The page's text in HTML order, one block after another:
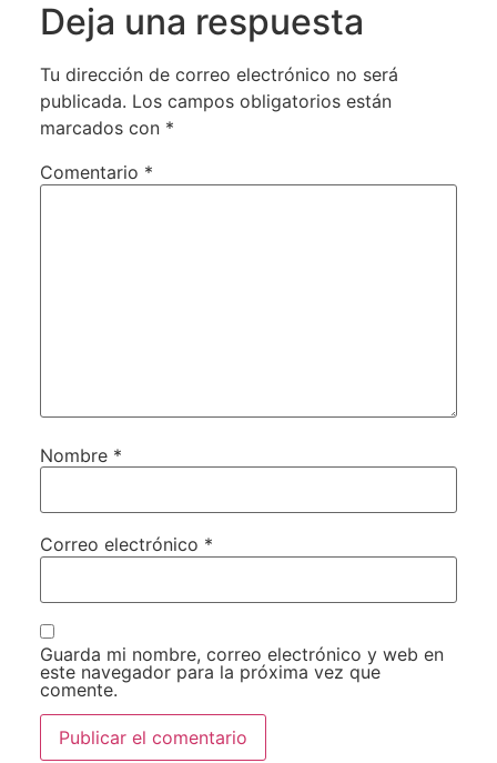
Deja una respuesta
Tu dirección de correo electrónico no será
publicada. Los campos obligatorios están
marcados con *
Comentario *
Nombre *
Correo electrónico *
Guarda mi nombre, correo electrónico y web en
este navegador para la próxima vez que
comente.